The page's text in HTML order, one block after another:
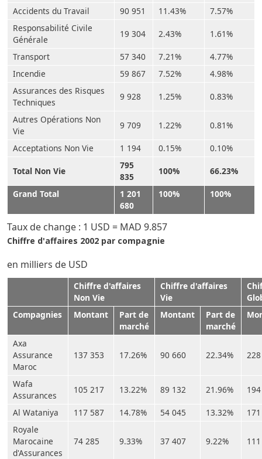
Accidents du Travail 90 951 11.43%
7.57%
Responsabilité Civile
Générale
19 304 2.43% 1.61%
Transport 57 340 7.21%
4.77%
Incendie
59 867 7.52%
4.98%
Assurances des Risques
Techniques
9 928 1.25% 0.83%
Autres Opérations Non
Vie
9 709 1.22% 0.81%
Acceptations Non Vie 1 194 0.15% 0.10%
Total Non Vie
795
835
100% 66.23%
Grand Total
1 201
680
100% 100%
Taux de change : 1 USD = MAD 9.857
Chiffre d'affaires 2002 par compagnie
en milliers de USD
Chiffre d'affaires
Non Vie
Chiffre d'affaires
Vie
Compagnies
Montant
Part de
marché
Montant
Part de
marché
Axa
Assurance
Maroc
137 353 17.26% 90 660 22.34%
Wafa
Assurances
105 217 13.22% 89 132 21.96%
Al Wataniya 117 587 14.78% 54 045 13.32%
Royale
Marocaine
d'Assurances
74 285 9.33% 37 407 9.22%